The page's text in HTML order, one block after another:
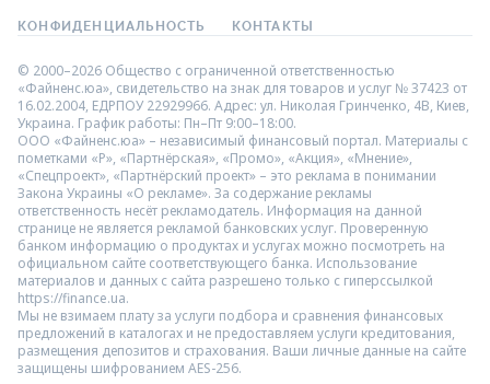
КОНФИДЕНЦИАЛЬНОСТЬ КОНТАКТЫ
© 2000–2026 Общество с ограниченной ответственностью
«Файненс.юа», свидетельство на знак для товаров и услуг № 37423 от
16.02.2004, ЕДРПОУ 22929966. Адрес: ул. Николая Гринченко, 4В, Киев,
Украина. График работы: Пн–Пт 9:00–18:00.
ООО «Файненс.юа» – независимый финансовый портал. Материалы с
пометками «Р», «Партнёрская», «Промо», «Акция», «Мнение»,
«Спецпроект», «Партнёрский проект» – это реклама в понимании
Закона Украины «О рекламе». За содержание рекламы
ответственность несёт рекламодатель. Информация на данной
странице не является рекламой банковских услуг. Проверенную
банком информацию о продуктах и услугах можно посмотреть на
официальном сайте соответствующего банка. Использование
материалов и данных с сайта разрешено только с гиперссылкой
https://finance.ua.
Мы не взимаем плату за услуги подбора и сравнения финансовых
предложений в каталогах и не предоставляем услуги кредитования,
размещения депозитов и страхования. Ваши личные данные на сайте
защищены шифрованием AES-256.